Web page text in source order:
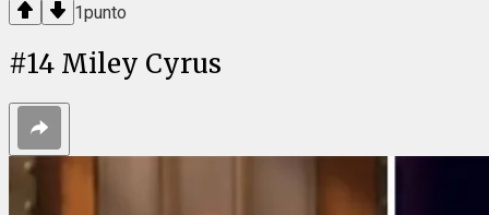
1punto
#14 Miley Cyrus